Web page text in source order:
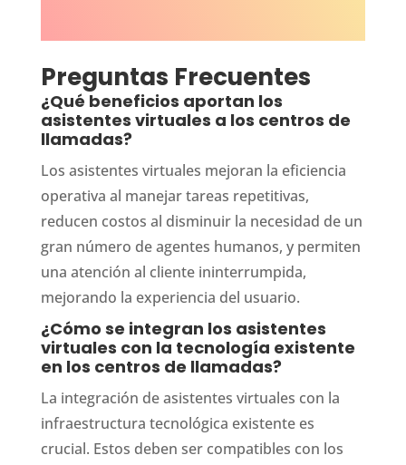
Preguntas Frecuentes
¿Qué beneficios aportan los
asistentes virtuales a los centros de
llamadas?
Los asistentes virtuales mejoran la eficiencia
operativa al manejar tareas repetitivas,
reducen costos al disminuir la necesidad de un
gran número de agentes humanos, y permiten
una atención al cliente ininterrumpida,
mejorando la experiencia del usuario.
¿Cómo se integran los asistentes
virtuales con la tecnología existente
en los centros de llamadas?
La integración de asistentes virtuales con la
infraestructura tecnológica existente es
crucial. Estos deben ser compatibles con los